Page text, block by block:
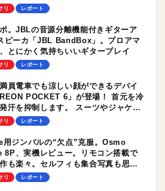
リ レポート
。JBLの音源分離機能付きギターア
ピーカ「JBL BandBox」。プロアマ
とにかく気持ちいいギタープレイ
リ レポート
員電車でも涼しい顔ができるデバイ
POCKET 6」が登場！ 首元を冷
汗を抑制します。 スーツやジャケッ
するビジネスマンに最適！
リ レポート
ジンバルの“欠点”克服。Osmo
8P、実機レビュー。リモコン搭載で
も楽々。セルフィも集合写真も思い
トラッキング性能もピカイチ
リ レポート